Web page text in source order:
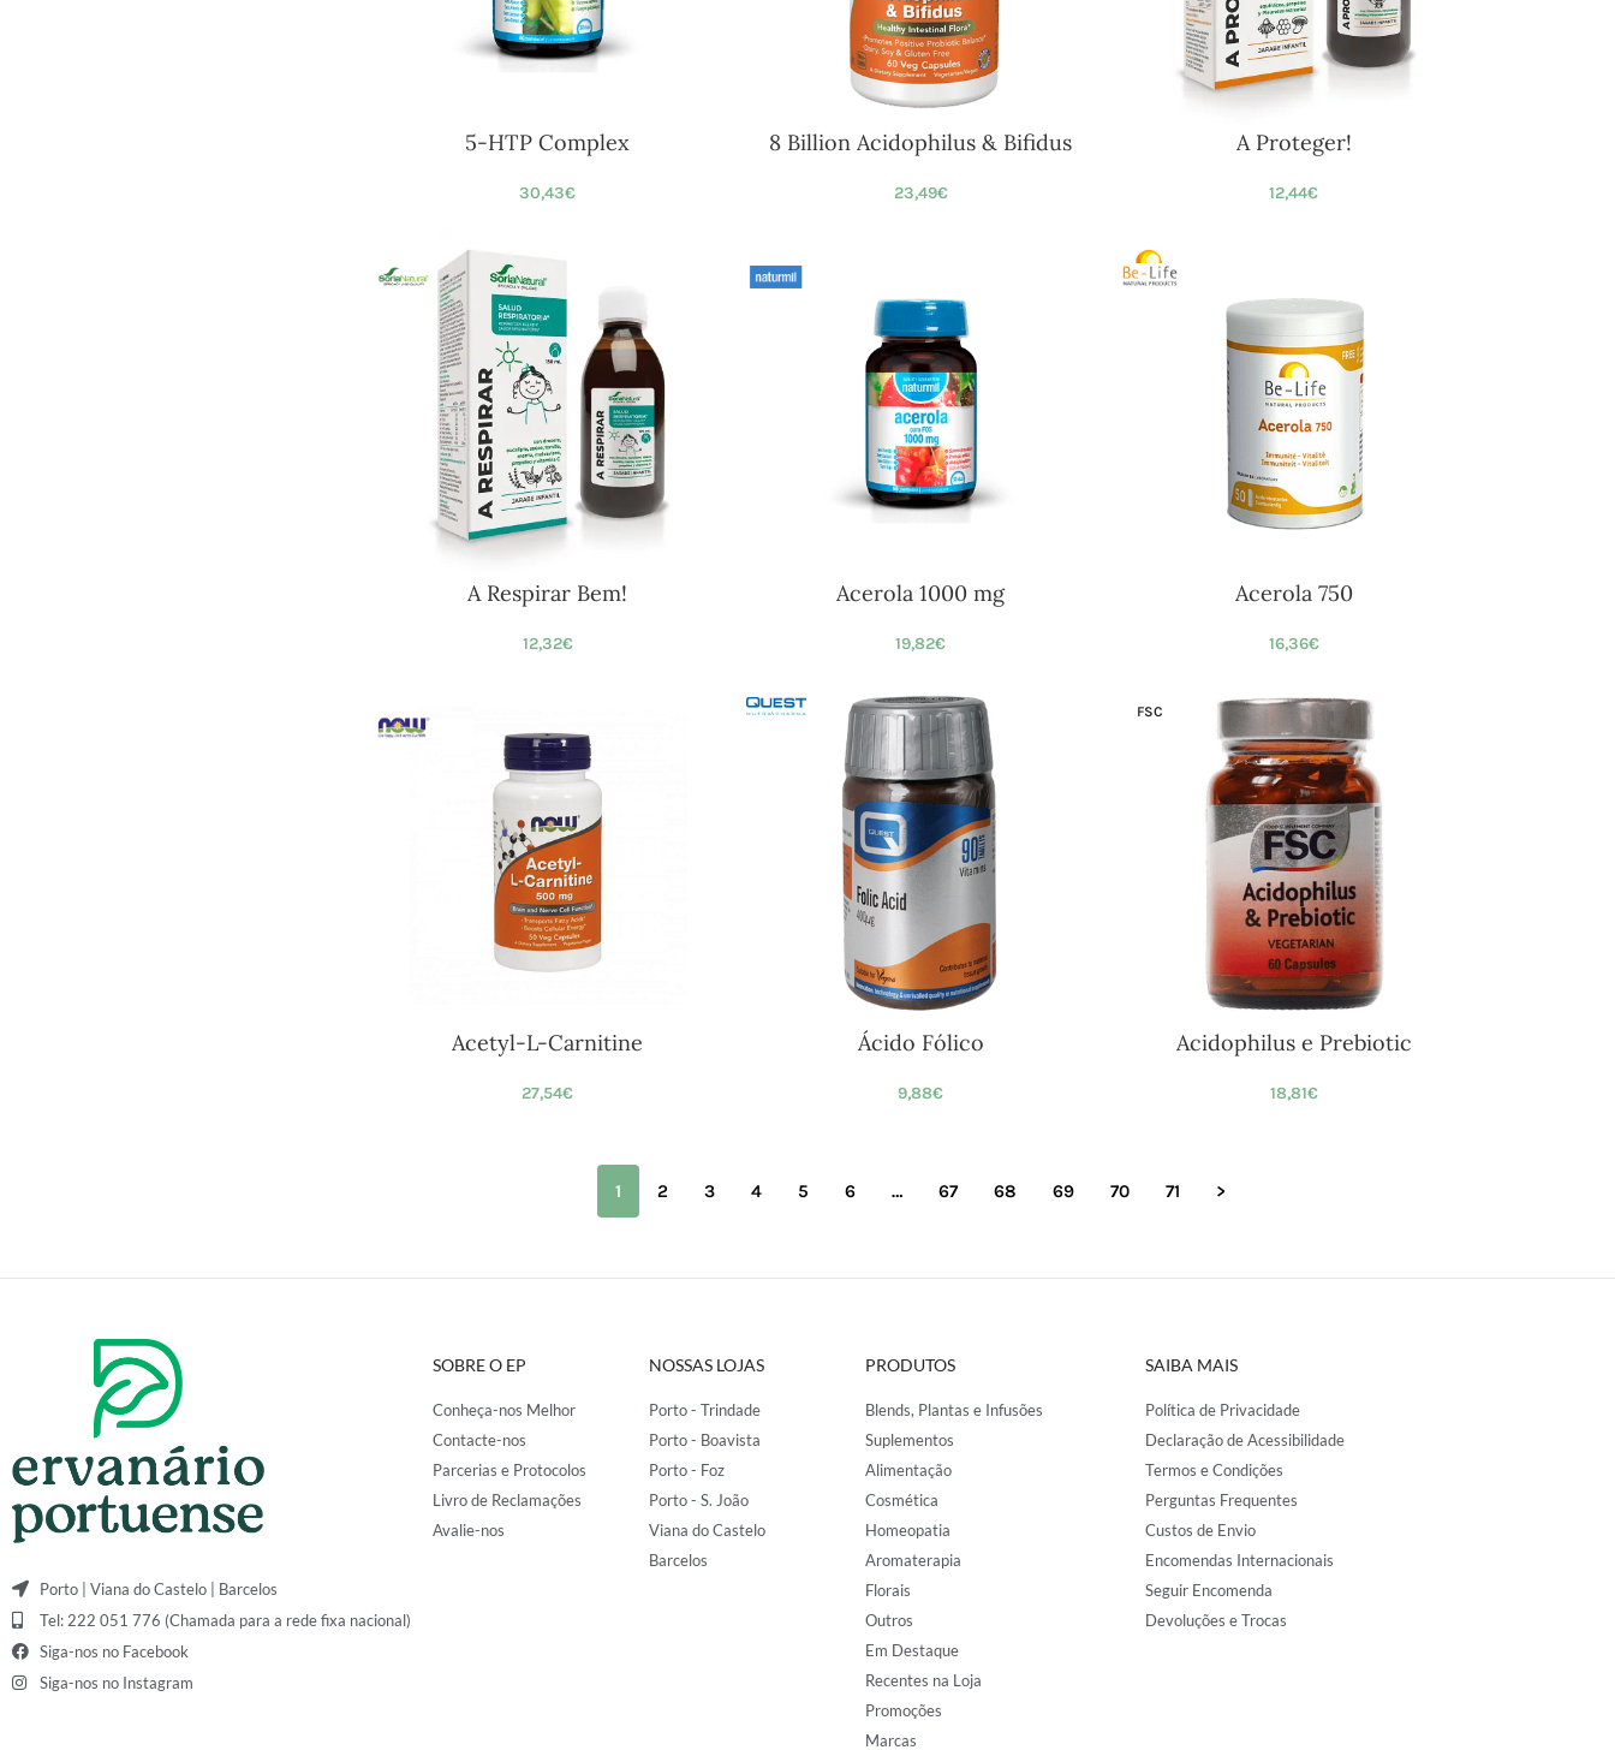
5-HTP Complex
30,43€
8 Billion Acidophilus & Bifidus
23,49€
A Proteger!
12,44€
A Respirar Bem!
12,32€
Acerola 1000 mg
19,82€
Acerola 750
16,36€
Acetyl-L-Carnitine
27,54€
Ácido Fólico
9,88€
FSC
Acidophilus e Prebiotic
18,81€
1 2 3 4 5 6 … 67 68 69 70 71 >
Porto | Viana do Castelo | Barcelos
Tel: 222 051 776 (Chamada para a rede fixa nacional)
Siga-nos no Facebook
Siga-nos no Instagram
SOBRE O EP
Conheça-nos Melhor
Contacte-nos
Parcerias e Protocolos
Livro de Reclamações
Avalie-nos
NOSSAS LOJAS
Porto - Trindade
Porto - Boavista
Porto - Foz
Porto - S. João
Viana do Castelo
Barcelos
PRODUTOS
Blends, Plantas e Infusões
Suplementos
Alimentação
Cosmética
Homeopatia
Aromaterapia
Florais
Outros
Em Destaque
Recentes na Loja
Promoções
Marcas
SAIBA MAIS
Política de Privacidade
Declaração de Acessibilidade
Termos e Condições
Perguntas Frequentes
Custos de Envio
Encomendas Internacionais
Seguir Encomenda
Devoluções e Trocas